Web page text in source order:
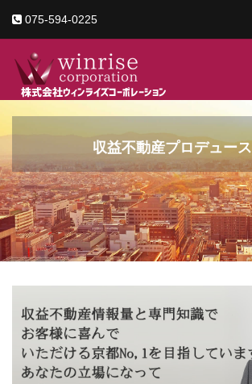
075-594-0225
収益不動産プロデュース
京町家・ビル・店舗
ゲストハウス・土地
工場・倉庫などあらゆる事業用不動産
収益不動産・事業用不動産の事
ならお任せください